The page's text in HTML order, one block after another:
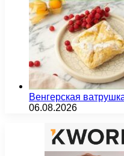
Венгерская
06.08.2026